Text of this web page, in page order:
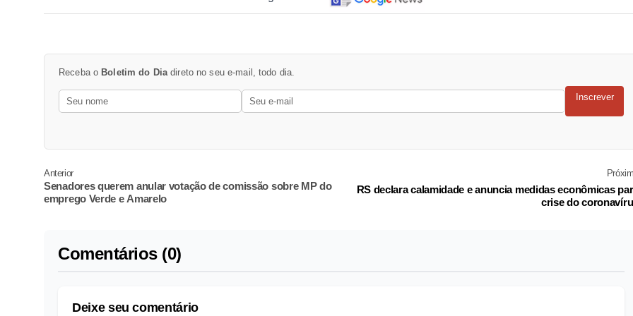
Receba o Boletim do Diadireto no seu e-mail, todo dia.
Inscrever
Anterior
Senadores querem anular votação de comissão sobre MP do
emprego Verde e Amarelo
RS declara calamidade e anuncia medidas econômicas
crise do
Comentários (0)
Deixe seu comentário